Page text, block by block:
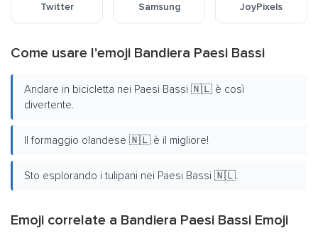
Twitter Samsung JoyPixels
Come usare l'emoji Bandiera Paesi Bassi
Andare in bicicletta nei Paesi Bassi 🇳🇱 è così
divertente.
Il formaggio olandese 🇳🇱 è il migliore!
Sto esplorando i tulipani nei Paesi Bassi 🇳🇱.
Emoji correlate a Bandiera Paesi Bassi Emoji